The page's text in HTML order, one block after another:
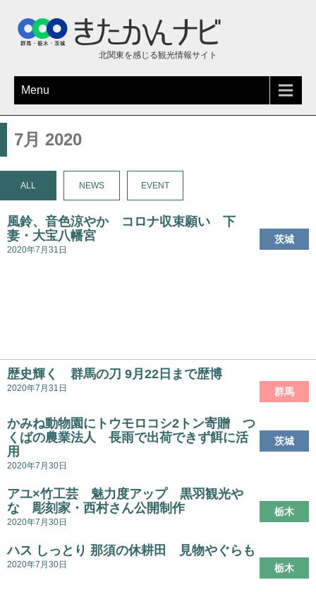
北関東を感じる観光情報サイト
Menu
7月 2020
ALL NEWS EVENT
茨城
風鈴、音色涼やか コロナ収束願い 下
妻・大宝八幡宮
2020年7月31日
群馬
歴史輝く 群馬の刀 9月22日まで歴博
2020年7月31日
茨城
かみね動物園にトウモロコシ2トン寄贈 つ
くばの農業法人 長雨で出荷できず餌に活
用
2020年7月30日
栃木
アユ×竹工芸 魅力度アップ 黒羽観光や
な 彫刻家・西村さん公開制作
2020年7月30日
栃木
ハス しっとり 那須の休耕田 見物やぐらも
2020年7月30日